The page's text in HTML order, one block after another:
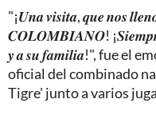
"¡𝑼𝒏𝒂 𝒗𝒊𝒔𝒊𝒕𝒂, 𝒒𝒖𝒆 𝒏𝒐𝒔
𝑪𝑶𝑳𝑶𝑴𝑩𝑰𝑨𝑵𝑶! ¡𝑺𝒊𝒆𝒎𝒑𝒓𝒆
𝒚 𝒂 𝒔𝒖 𝒇𝒂𝒎𝒊𝒍𝒊𝒂!", fue el
oficial del combinado
Tigre' junto a varios